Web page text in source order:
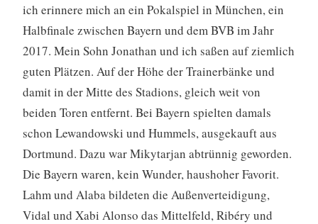
ich erinnere mich an ein Pokalspiel in München, ein
Halbfinale zwischen Bayern und dem BVB im Jahr
2017. Mein Sohn Jonathan und ich saßen auf ziemlich
guten Plätzen. Auf der Höhe der Trainerbänke und
damit in der Mitte des Stadions, gleich weit von
beiden Toren entfernt. Bei Bayern spielten damals
schon Lewandowski und Hummels, ausgekauft aus
Dortmund. Dazu war Mikytarjan abtrünnig geworden.
Die Bayern waren, kein Wunder, haushoher Favorit.
Lahm und Alaba bildeten die Außenverteidigung,
Vidal und Xabi Alonso das Mittelfeld, Ribéry und